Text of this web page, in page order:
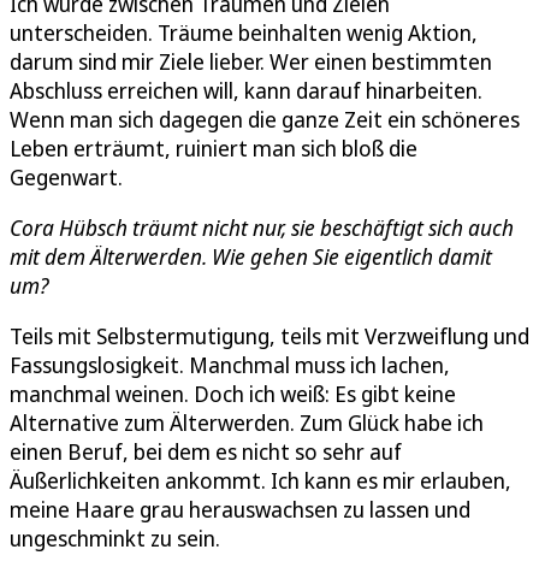
unterscheiden. Träume beinhalten wenig Aktion,
darum sind mir Ziele lieber. Wer einen bestimmten
Abschluss erreichen will, kann darauf hinarbeiten.
Wenn man sich dagegen die ganze Zeit ein schöneres
Leben erträumt, ruiniert man sich bloß die
Gegenwart.
Cora Hübsch träumt nicht nur, sie beschäftigt sich auch
mit dem Älterwerden. Wie gehen Sie eigentlich damit
um?
Teils mit Selbstermutigung, teils mit Verzweiflung und
Fassungslosigkeit. Manchmal muss ich lachen,
manchmal weinen. Doch ich weiß: Es gibt keine
Alternative zum Älterwerden. Zum Glück habe ich
einen Beruf, bei dem es nicht so sehr auf
Äußerlichkeiten ankommt. Ich kann es mir erlauben,
meine Haare grau herauswachsen zu lassen und
ungeschminkt zu sein.